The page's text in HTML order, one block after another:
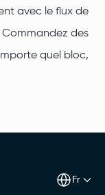
avec le flux de
Commandez des
quel bloc,
fr